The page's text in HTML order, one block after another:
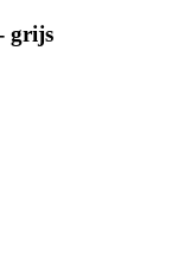
grijs